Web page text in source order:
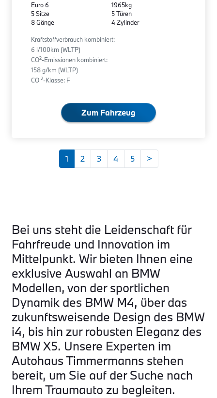
Euro 6
5 Sitze
8 Gänge
1965kg
5 Türen
4 Zylinder
Kraftstoffverbrauch kombiniert:
6 l/100km (WLTP)
CO2-Emissionen kombiniert:
158 g/km (WLTP)
CO 2-Klasse: F
Zum Fahrzeug
1 2 3 4 5 >
Bei uns steht die Leidenschaft für
Fahrfreude und Innovation im
Mittelpunkt. Wir bieten Ihnen eine
exklusive Auswahl an BMW
Modellen, von der sportlichen
Dynamik des BMW M4, über das
zukunftsweisende Design des BMW
i4, bis hin zur robusten Eleganz des
BMW X5. Unsere Experten im
Autohaus Timmermanns stehen
bereit, um Sie auf der Suche nach
Ihrem Traumauto zu begleiten.